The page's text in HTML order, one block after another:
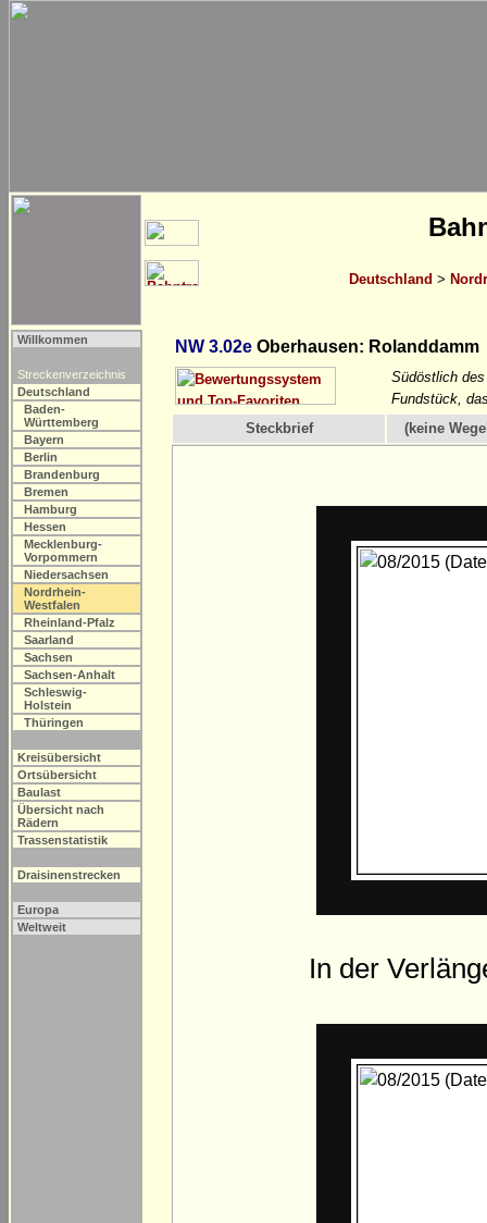
Deutschland >
Willkommen
Streckenverzeichnis
Deutschland
Baden-
Württemberg
Bayern
Berlin
Brandenburg
Bremen
Hamburg
Hessen
Mecklenburg-
Vorpommern
Niedersachsen
Nordrhein-
Westfalen
Rheinland-Pfalz
Saarland
Sachsen
Sachsen-Anhalt
Schleswig-
Holstein
Thüringen
Kreisübersicht
Ortsübersicht
Baulast
Übersicht nach
Rädern
Trassenstatistik
Draisinenstrecken
Europa
Weltweit
NW 3.02e Oberhausen: Rolanddamm
Südöstlich
Fundstück,
Steckbrief
(keine
In der